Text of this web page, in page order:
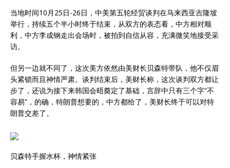
当地时间10月25日-26日，中美第五轮经贸谈判在马来西亚吉隆坡
举行，持续五个半小时终于结束，从双方的表态看，中方相对顺
利，中方李成钢走出会场时，被拍到自信从容，充满微笑地接受采
访。
但另一边就不同了，这次美方依然由美财长贝森特带队，他不仅眉
头紧锁而且神情严肃。谈判结束后，美财长称，这次谈判双方都让
步了，还说为接下来韩国会晤奠定了基础，言辞中只有三个字“不
容易”，的确，特朗普想要的，中方都给了，美财长终于可以对特
朗普交差了。
贝森特手握水杯，神情紧张